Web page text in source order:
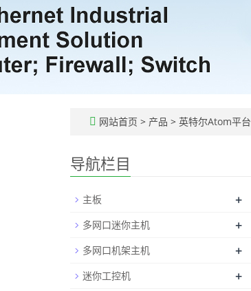
网站首页 > 产品 > 英特尔Atom平台
导航栏目
主板 +
多网口迷你主机 +
多网口机架主机 +
迷你工控机 +